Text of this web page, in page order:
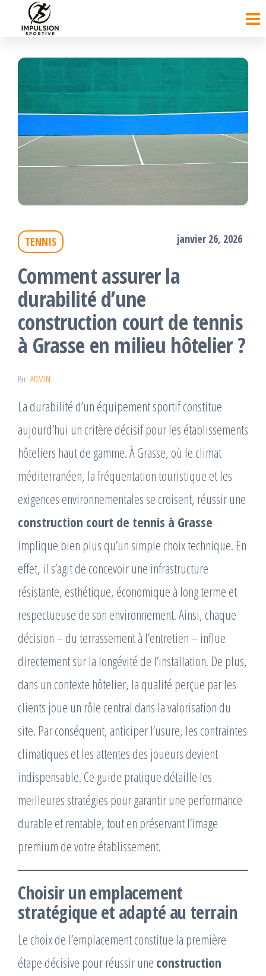
contenu
TENNIS janvier 26, 2026
Comment assurer la
durabilité d’une
construction court de tennis
à Grasse en milieu hôtelier ?
Par ADMIN
La durabilité d’un équipement sportif constitue
aujourd’hui un critère décisif pour les établissements
hôteliers haut de gamme. À Grasse, où le climat
méditerranéen, la fréquentation touristique et les
exigences environnementales se croisent, réussir une
construction court de tennis à Grasse
implique bien plus qu’un simple choix technique. En
effet, il s’agit de concevoir une infrastructure
résistante, esthétique, économique à long terme et
respectueuse de son environnement. Ainsi, chaque
décision – du terrassement à l’entretien – influe
directement sur la longévité de l’installation. De plus,
dans un contexte hôtelier, la qualité perçue par les
clients joue un rôle central dans la valorisation du
site. Par conséquent, anticiper l’usure, les contraintes
climatiques et les attentes des joueurs devient
indispensable. Ce guide pratique détaille les
meilleures stratégies pour garantir une performance
durable et rentable, tout en préservant l’image
premium de votre établissement.
Choisir un emplacement
stratégique et adapté au terrain
Le choix de l’emplacement constitue la première
étape décisive pour réussir une construction